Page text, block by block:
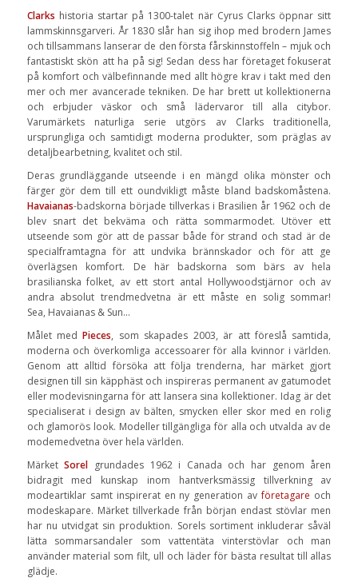
Clarks historia startar på 1300-talet när Cyrus Clarks öppnar sitt
lammskinnsgarveri. År 1830 slår han sig ihop med brodern James
och tillsammans lanserar de den första fårskinnstoffeln – mjuk och
fantastiskt skön att ha på sig! Sedan dess har företaget fokuserat
på komfort och välbefinnande med allt högre krav i takt med den
mer och mer avancerade tekniken. De har brett ut kollektionerna
och erbjuder väskor och små lädervaror till alla citybor.
Varumärkets naturliga serie utgörs av Clarks traditionella,
ursprungliga och samtidigt moderna produkter, som präglas av
detaljbearbetning, kvalitet och stil.
Deras grundläggande utseende i en mängd olika mönster och
färger gör dem till ett oundvikligt måste bland badskomåstena.
Havaianas-badskorna började tillverkas i Brasilien år 1962 och de
blev snart det bekväma och rätta sommarmodet. Utöver ett
utseende som gör att de passar både för strand och stad är de
specialframtagna för att undvika brännskador och för att ge
överlägsen komfort. De här badskorna som bärs av hela
brasilianska folket, av ett stort antal Hollywoodstjärnor och av
andra absolut trendmedvetna är ett måste en solig sommar!
Sea, Havaianas & Sun…
Målet medPieces, som skapades 2003, är att föreslå samtida,
moderna och överkomliga accessoarer för alla kvinnor i världen.
Genom att alltid försöka att följa trenderna, har märket gjort
designen till sin käpphäst och inspireras permanent av gatumodet
eller modevisningarna för att lansera sina kollektioner. Idag är det
specialiserat i design av bälten, smycken eller skor med en rolig
och glamorös look. Modeller tillgängliga för alla och utvalda av de
modemedvetna över hela världen.
MärketSorel grundades 1962 i Canada och har genom åren
bidragit med kunskap inom hantverksmässig tillverkning av
modeartiklar samt inspirerat en ny generation avföretagare och
modeskapare. Märket tillverkade från början endast stövlar men
har nu utvidgat sin produktion. Sorels sortiment inkluderar såväl
lätta sommarsandaler som vattentäta vinterstövlar och man
använder material som filt, ull och läder för bästa resultat till allas
glädje.